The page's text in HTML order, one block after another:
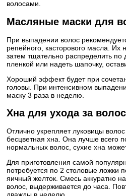
волосами.
Масляные маски для
При выпадении волос
репейного, касторового масла. Их
затем тщательно распределить
пленкой или надеть шапочку,
Хороший эффект будет при
головы. При интенсивном
маску 3 раза в неделю.
Хна для ухода за
Отлично укрепляет луковицы
бесцветная хна. Она лучше всего
нормальных волос, сухие хна
Для приготовления самой
потребуется по 2 столовые ложки
яичный желток. Смесь аккуратно
волос, выдерживается до часа.